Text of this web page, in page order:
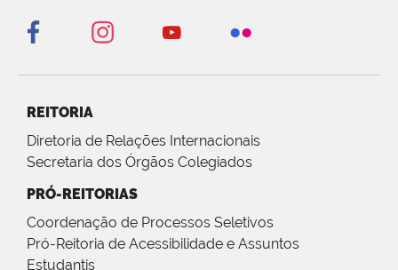
REITORIA
Diretoria de Relações Internacionais
Secretaria dos Órgãos Colegiados
PRÓ-REITORIAS
Coordenação de Processos Seletivos
Pró-Reitoria de Acessibilidade e Assuntos
Estudantis